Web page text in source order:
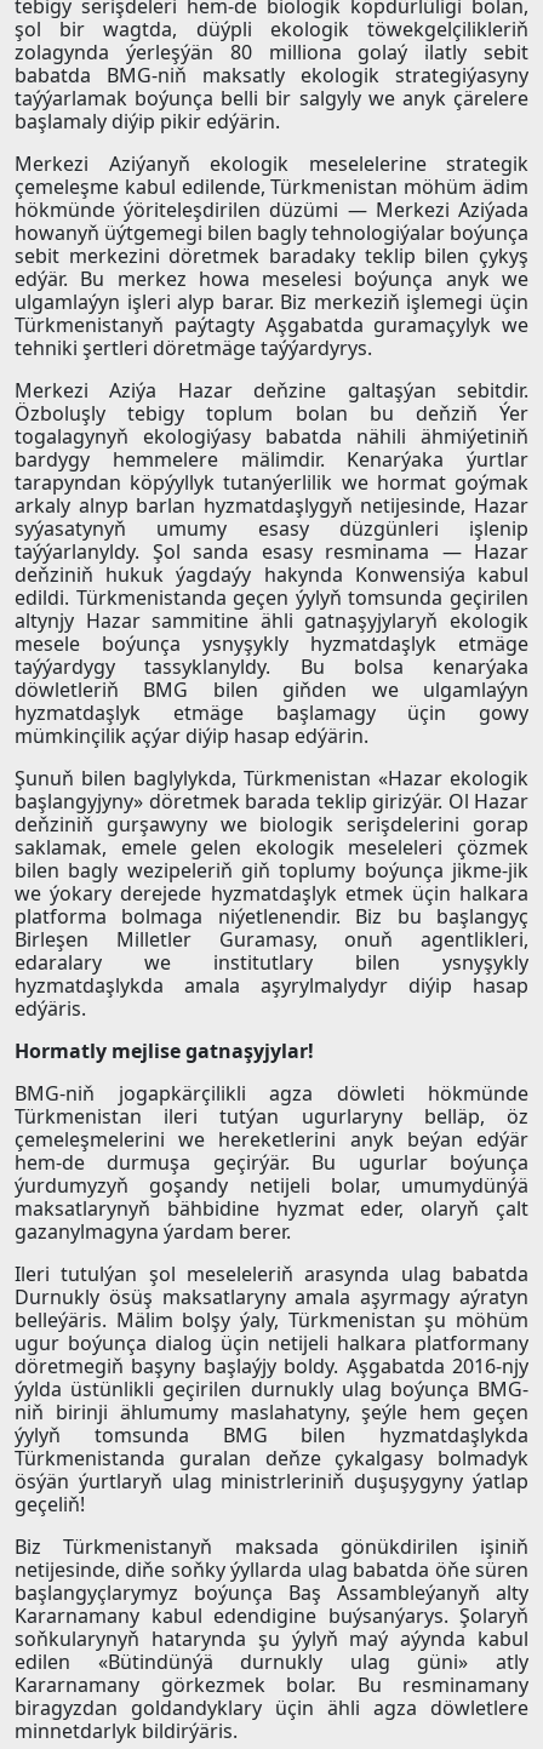
tebigy serişdeleri hem-de biologik köpdürlüligi bolan,
şol bir wagtda, düýpli ekologik töwekgelçilikleriň
zolagynda ýerleşýän 80 milliona golaý ilatly sebit
babatda BMG-niň maksatly ekologik strategiýasyny
taýýarlamak boýunça belli bir salgyly we anyk çärelere
başlamaly diýip pikir edýärin.
Merkezi Aziýanyň ekologik meselelerine strategik
çemeleşme kabul edilende, Türkmenistan möhüm ädim
hökmünde ýöriteleşdirilen düzümi — Merkezi Aziýada
howanyň üýtgemegi bilen bagly tehnologiýalar boýunça
sebit merkezini döretmek baradaky teklip bilen çykyş
edýär. Bu merkez howa meselesi boýunça anyk we
ulgamlaýyn işleri alyp barar. Biz merkeziň işlemegi üçin
Türkmenistanyň paýtagty Aşgabatda guramaçylyk we
tehniki şertleri döretmäge taýýardyrys.
Merkezi Aziýa Hazar deňzine galtaşýan sebitdir.
Özboluşly tebigy toplum bolan bu deňziň Ýer
togalagynyň ekologiýasy babatda nähili ähmiýetiniň
bardygy hemmelere mälimdir. Kenarýaka ýurtlar
tarapyndan köpýyllyk tutanýerlilik we hormat goýmak
arkaly alnyp barlan hyzmatdaşlygyň netijesinde, Hazar
syýasatynyň umumy esasy düzgünleri işlenip
taýýarlanyldy. Şol sanda esasy resminama — Hazar
deňziniň hukuk ýagdaýy hakynda Konwensiýa kabul
edildi. Türkmenistanda geçen ýylyň tomsunda geçirilen
altynjy Hazar sammitine ähli gatnaşyjylaryň ekologik
mesele boýunça ysnyşykly hyzmatdaşlyk etmäge
taýýardygy tassyklanyldy. Bu bolsa kenarýaka
döwletleriň BMG bilen giňden we ulgamlaýyn
hyzmatdaşlyk etmäge başlamagy üçin gowy
mümkinçilik açýar diýip hasap edýärin.
Şunuň bilen baglylykda, Türkmenistan «Hazar ekologik
başlangyjyny» döretmek barada teklip girizýär. Ol Hazar
deňziniň gurşawyny we biologik serişdelerini gorap
saklamak, emele gelen ekologik meseleleri çözmek
bilen bagly wezipeleriň giň toplumy boýunça jikme-jik
we ýokary derejede hyzmatdaşlyk etmek üçin halkara
platforma bolmaga niýetlenendir. Biz bu başlangyç
Birleşen Milletler Guramasy, onuň agentlikleri,
edaralary we institutlary bilen ysnyşykly
hyzmatdaşlykda amala aşyrylmalydyr diýip hasap
edýäris.
Hormatly mejlise gatnaşyjylar!
BMG-niň jogapkärçilikli agza döwleti hökmünde
Türkmenistan ileri tutýan ugurlaryny belläp, öz
çemeleşmelerini we hereketlerini anyk beýan edýär
hem-de durmuşa geçirýär. Bu ugurlar boýunça
ýurdumyzyň goşandy netijeli bolar, umumydünýä
maksatlarynyň bähbidine hyzmat eder, olaryň çalt
gazanylmagyna ýardam berer.
Ileri tutulýan şol meseleleriň arasynda ulag babatda
Durnukly ösüş maksatlaryny amala aşyrmagy aýratyn
belleýäris. Mälim bolşy ýaly, Türkmenistan şu möhüm
ugur boýunça dialog üçin netijeli halkara platformany
döretmegiň başyny başlaýjy boldy. Aşgabatda 2016-njy
ýylda üstünlikli geçirilen durnukly ulag boýunça BMG-
niň birinji ählumumy maslahatyny, şeýle hem geçen
ýylyň tomsunda BMG bilen hyzmatdaşlykda
Türkmenistanda guralan deňze çykalgasy bolmadyk
ösýän ýurtlaryň ulag ministrleriniň duşuşygyny ýatlap
geçeliň!
Biz Türkmenistanyň maksada gönükdirilen işiniň
netijesinde, diňe soňky ýyllarda ulag babatda öňe süren
başlangyçlarymyz boýunça Baş Assambleýanyň alty
Kararnamany kabul edendigine buýsanýarys. Şolaryň
soňkularynyň hatarynda şu ýylyň maý aýynda kabul
edilen «Bütindünýä durnukly ulag güni» atly
Kararnamany görkezmek bolar. Bu resminamany
biragyzdan goldandyklary üçin ähli agza döwletlere
minnetdarlyk bildirýäris.